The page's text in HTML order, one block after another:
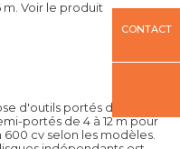
m. Voir le produit
d'outils portés de 2,5 m
portés de 4 à 12 m pour
cv selon les modèles.
CONTACT